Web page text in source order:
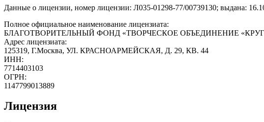
Данные о лицензии, номер лицензии: Л035-01298-77/00739130; выдана:
Полное официальное наименование лицензиата:
БЛАГОТВОРИТЕЛЬНЫЙ ФОНД «ТВОРЧЕСКОЕ ОБЪЕДИНЕНИЕ
Адрес лицензиата:
125319, Г.Москва, УЛ. КРАСНОАРМЕЙСКАЯ, Д. 29, КВ. 44
ИНН:
7714403103
ОГРН:
1147799013889
Лицензия